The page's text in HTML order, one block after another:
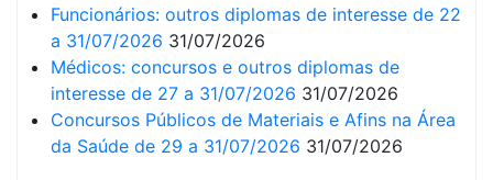
Funcionários: outros diplomas de interesse de 22
a 31/07/2026 31/07/2026
Médicos: concursos e outros diplomas de
interesse de 27 a 31/07/2026 31/07/2026
Concursos Públicos de Materiais e Afins na Área
da Saúde de 29 a 31/07/2026 31/07/2026